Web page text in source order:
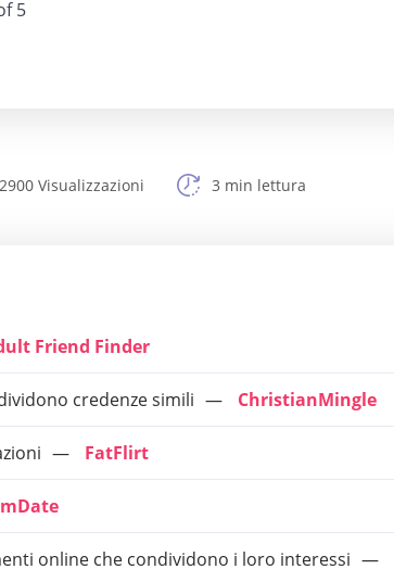
5
2900 Visualizzazioni 3 min lettura
Friend Finder
credenze simili ChristianMingle
FatFlirt
online che condividono i loro interessi